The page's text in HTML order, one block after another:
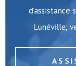
d’assistance
Lunéville,